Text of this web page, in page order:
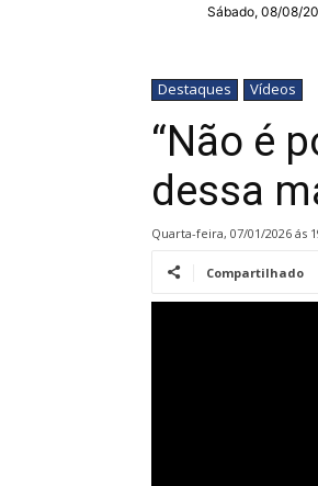
Sábado, 08/08/
Destaques Vídeos
“Não é
dessa
quarta-feira, 07/01/2026 ás
Compartilhado